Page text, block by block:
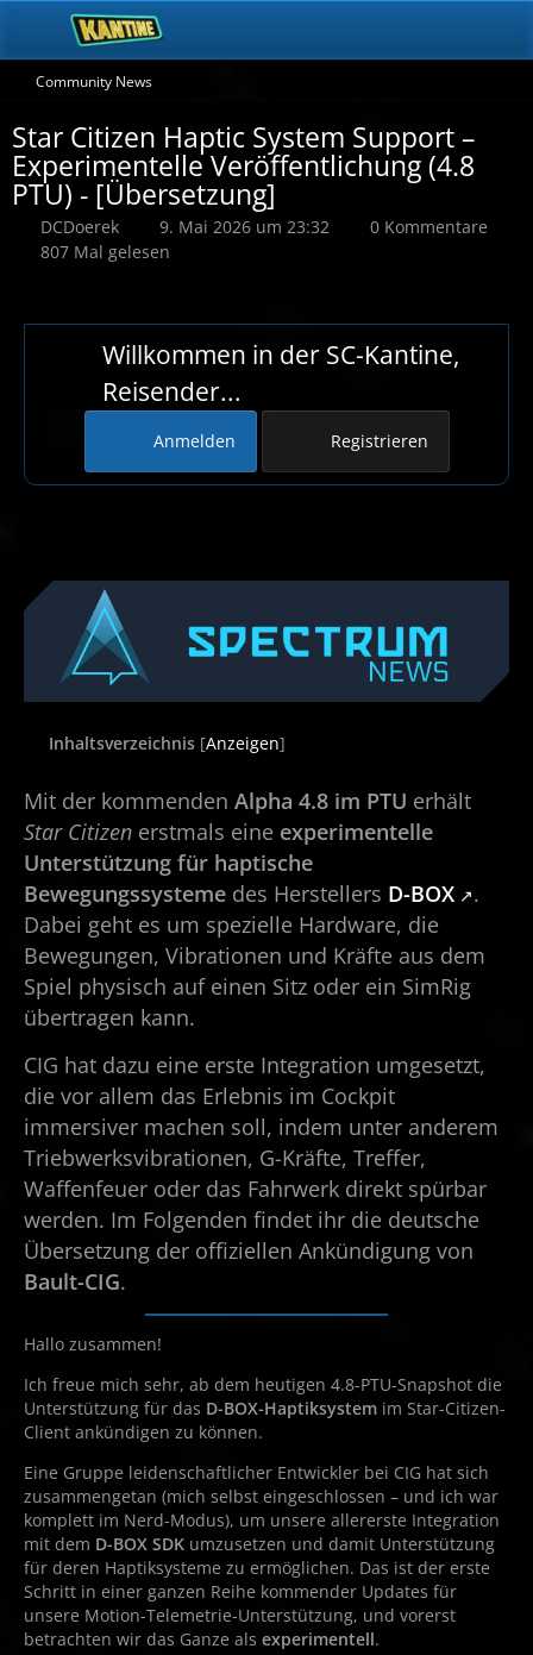
Community News
Star Citizen Haptic System Support –
Experimentelle Veröffentlichung (4.8
PTU) - [Übersetzung]
DCDoerek 9. Mai 2026 um 23:32
0 Kommentare
807 Mal gelesen
Willkommen in der SC-Kantine,
Reisender...
Anmelden Registrieren
Inhaltsverzeichnis [Anzeigen]
Mit der kommenden Alpha 4.8 im PTU erhält
Star Citizen erstmals eine experimentelle
Unterstützung für haptische
Bewegungssysteme des Herstellers D-BOX
.
Dabei geht es um spezielle Hardware, die
Bewegungen, Vibrationen und Kräfte aus dem
Spiel physisch auf einen Sitz oder ein SimRig
übertragen kann.
CIG hat dazu eine erste Integration umgesetzt,
die vor allem das Erlebnis im Cockpit
immersiver machen soll, indem unter anderem
Triebwerksvibrationen, G-Kräfte, Treffer,
Waffenfeuer oder das Fahrwerk direkt spürbar
werden. Im Folgenden findet ihr die deutsche
Übersetzung der offiziellen Ankündigung von
Bault-CIG.
Hallo zusammen!
Ich freue mich sehr, ab dem heutigen 4.8-PTU-Snapshot die
Unterstützung für das D-BOX-Haptiksystem im Star-Citizen-
Client ankündigen zu können.
Eine Gruppe leidenschaftlicher Entwickler bei CIG hat sich
zusammengetan (mich selbst eingeschlossen – und ich war
komplett im Nerd-Modus), um unsere allererste Integration
mit dem D-BOX SDK umzusetzen und damit Unterstützung
für deren Haptiksysteme zu ermöglichen. Das ist der erste
Schritt in einer ganzen Reihe kommender Updates für
unsere Motion-Telemetrie-Unterstützung, und vorerst
betrachten wir das Ganze als experimentell.